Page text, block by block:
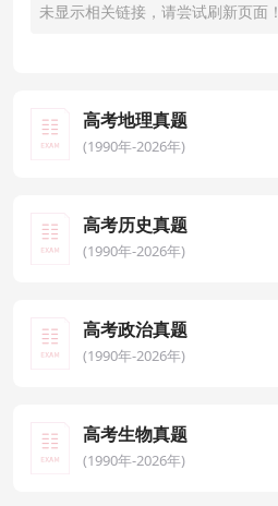
未显示相关链接，请尝试刷新页面！
高考地理真题
(1990年-2026年)
高考历史真题
(1990年-2026年)
高考政治真题
(1990年-2026年)
高考生物真题
(1990年-2026年)